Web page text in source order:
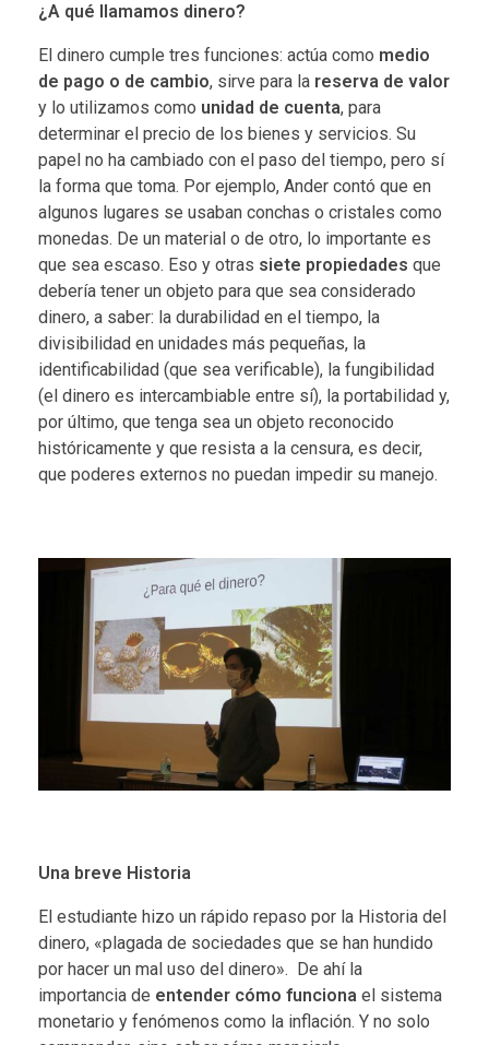
¿A qué llamamos dinero?
El dinero cumple tres funciones: actúa como medio
de pago o de cambio, sirve para la reserva de valor
y lo utilizamos como unidad de cuenta, para
determinar el precio de los bienes y servicios. Su
papel no ha cambiado con el paso del tiempo, pero sí
la forma que toma. Por ejemplo, Ander contó que en
algunos lugares se usaban conchas o cristales como
monedas. De un material o de otro, lo importante es
que sea escaso. Eso y otras siete propiedades que
debería tener un objeto para que sea considerado
dinero, a saber: la durabilidad en el tiempo, la
divisibilidad en unidades más pequeñas, la
identificabilidad (que sea verificable), la fungibilidad
(el dinero es intercambiable entre sí), la portabilidad y,
por último, que tenga sea un objeto reconocido
históricamente y que resista a la censura, es decir,
que poderes externos no puedan impedir su manejo.
Una breve Historia
El estudiante hizo un rápido repaso por la Historia del
dinero, «plagada de sociedades que se han hundido
por hacer un mal uso del dinero». De ahí la
importancia de entender cómo funciona el sistema
monetario y fenómenos como la inflación. Y no solo